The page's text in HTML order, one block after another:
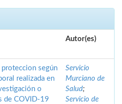
Autor(es)
proteccion según
realizada en
o
de COVID-19
Servicio
Murciano de
Salud;
Servicio de